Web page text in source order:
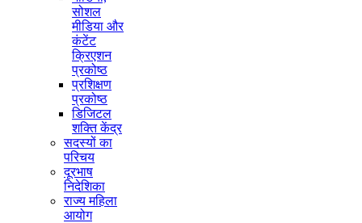
सोशल
मीडिया और
कंटेंट
क्रिएशन
प्रकोष्ठ
प्रशिक्षण
प्रकोष्ठ
डिजिटल
शक्ति केंद्र
सदस्यों का
परिचय
दूरभाष
निदेशिका
राज्य महिला
आयोग